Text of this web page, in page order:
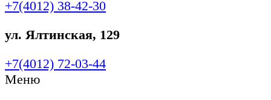
+7(4012) 38-42-30
ул. Ялтинская, 129
+7(4012) 72-03-44
Меню